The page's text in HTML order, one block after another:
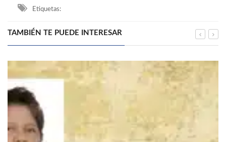
Etiquetas:
TAMBIÉN TE PUEDE INTERESAR